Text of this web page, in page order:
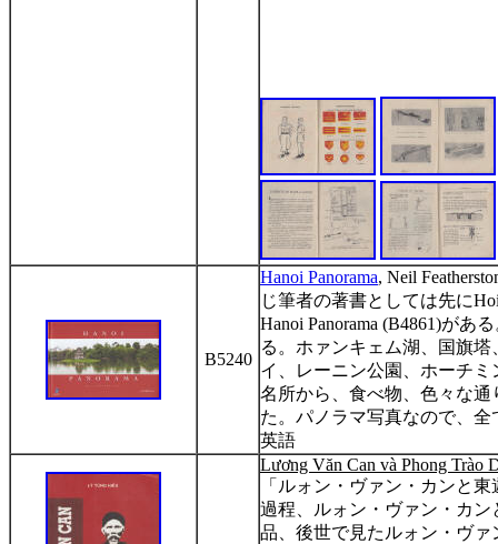
B5240
Hanoi Panorama, Neil
じ筆者の著書としては先に
Hanoi Panorama (B4861)があ
る。ホァンキェム湖、国旗
イ、レーニン公園、ホーチ
名所から、食べ物、色々な
た。パノラマ写真なので、
英語
Lương Văn Can và Phong Trào
「ルォン・ヴァン・カンと
過程、ルォン・ヴァン・カン
品、後世で見たルォン・ヴァ